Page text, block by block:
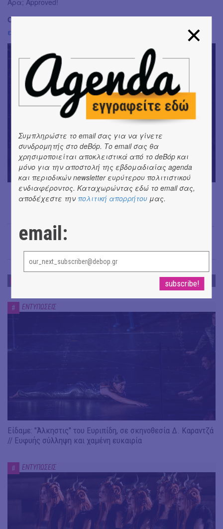
Όλες οι πληροφορίες για την παράσταση βρίσκονται
εδώ
# ΕΝΤΥΠΩΣΕΙΣ
Είδαμε: "Άλκηστις" του Ευριπίδη, σε σκηνοθεσία Δ. Καραντζά
// Ευφυής σύλληψη και χαμένη ευκαιρία
# ΕΝΤΥΠΩΣΕΙΣ
Συμπληρώστε το email σας για να γίνετε
συνδρομητής στο deBόp. Το email σας θα
χρησιμοποιείται αποκλειστικά από το deBόp και
μόνο για την αποστολή της εβδομαδιαίας agenda
και περιοδικών newsletter ευρύτερου πολιτιστικού
ενδιαφέροντος. Καταχωρώντας εδώ το email σας,
αποδέχεστε την πολιτική απορρήτου μας.
email: